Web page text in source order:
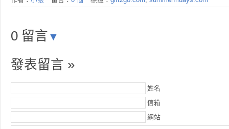
0 留言 ▼
發表留言 »
姓名
信箱
網站